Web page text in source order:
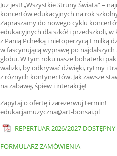
Już jest! „Wszystkie Struny Świata” –
koncertów edukacyjnych na rok
Zapraszamy do nowego cyklu
edukacyjnych dla szkół i przedszkoli,
z Panią Pchełką i nietoperzycą Emilką
w fascynującą wyprawę po najdalszych
globu. W tym roku nasze bohaterki
walizki, by odkrywać dźwięki, rytmy i
z różnych kontynentów. Jak zawsze
na zabawę, śpiew i interakcję!
Zapytaj o ofertę i zarezerwuj termin!
edukacjamuzyczna@art-bonsai.pl
REPERTUAR 2026/2027 DOSTĘPNY
FORMULARZ ZAMÓWIENIA